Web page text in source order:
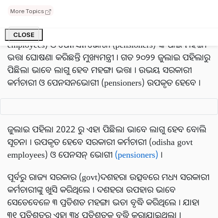
More Topics
CLOSE
ରାଜ୍ୟ ସରକାର
ପଟ୍ଟନାୟକ । ରାଜ୍ୟ ସରକାରୀ କର୍ମଚାରୀ (odisha govt
employees) ଓ ପେନସନଭୋଗୀ (pensioners) ଙ୍କ ପାଇଁ ମହଙ୍ଗା
ଭତ୍ତା ଘୋଷଣା କରିଛନ୍ତି ମୁଖ୍ୟମନ୍ତ୍ରୀ । ଗତ ୨୦୨୨ ଜୁଲାଇ ପହିଲାରୁ
ପିଛିଲା ଭାବେ ଲାଗୁ ହେବ ମହଙ୍ଗା ଭତ୍ତା । ଉଭୟ ସରକାରୀ
କର୍ମଚାରୀ ଓ ପେନସନଭୋଗୀ (pensioners) ଉପକୃତ ହେବେ ।
ଜୁଲାଇ ପହିଲା 2022 ରୁ ଏହା ପିଛିଲା ଭାବେ ଲାଗୁ ହେବ ବୋଲି
ସୂଚନା । ଉପକୃତ ହେବେ ସରକାରୀ କର୍ମଚାରୀ (odisha govt
employees) ଓ ପେନସନ୍ ଭୋଗୀ (pensioners) ।
ପୂର୍ବରୁ ରାଜ୍ୟ ସରକାର (govt)ଦଶହରା ଉତ୍ସବରେ ମଧ୍ୟ ସରକାରୀ
କର୍ମଚାରୀଙ୍କୁ ଖୁସି କରିଥିଲେ । ଦଶହରା ଉପହାର ଭାବେ
ସେତେବେଳେ ୩ ପ୍ରତିଶତ ମହଙ୍ଗା ଭତା ବୃଦ୍ଧି କରିଥିଲେ । ଯାହା
୩୧ ପ୍ରତିଶତରୁ ଏହା ୩୪ ପ୍ରତିଶତକୁ ବୃଦ୍ଧି କରାଯାଇଥିଲା ।